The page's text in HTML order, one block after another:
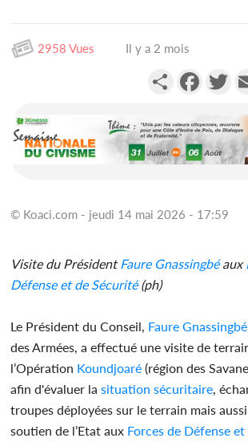
2958 Vues Il y a 2 mois
Partager
© Koaci.com - jeudi 14 mai 2026 - 17:59
Visite du PrésidentFaure Gnassingbéaux
Défense et de Sécurité(ph)
Le Président du Conseil, Faure Gnassingbé
des Armées, a effectué une visite de
l’Opération Koundjoaré (région des
afin d'évaluer la situation sécuritaire,
troupes déployées sur le terrain mais
soutien de l’Etat aux Forces de Défense